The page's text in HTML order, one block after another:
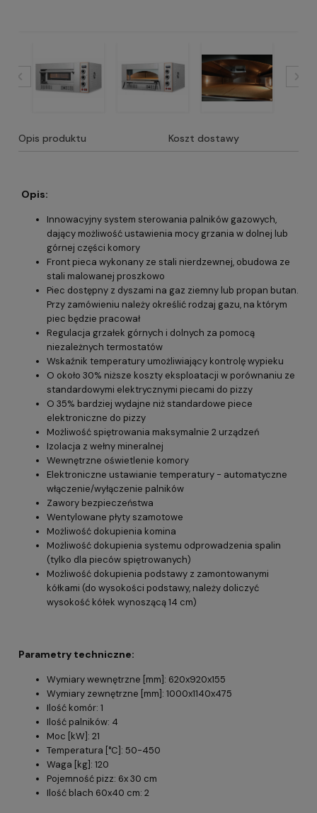
Opis produktu Koszt dostawy
Opis:
Innowacyjny system sterowania palników gazowych,
dający możliwość ustawienia mocy grzania w dolnej lub
górnej części komory
Front pieca wykonany ze stali nierdzewnej, obudowa ze
stali malowanej proszkowo
Piec dostępny z dyszami na gaz ziemny lub propan butan.
Przy zamówieniu należy określić rodzaj gazu, na którym
piec będzie pracował
Regulacja grzałek górnych i dolnych za pomocą
niezależnych termostatów
Wskaźnik temperatury umożliwiający kontrolę wypieku
O około 30% niższe koszty eksploatacji w porównaniu ze
standardowymi elektrycznymi piecami do pizzy
O 35% bardziej wydajne niż standardowe piece
elektroniczne do pizzy
Możliwość spiętrowania maksymalnie 2 urządzeń
Izolacja z wełny mineralnej
Wewnętrzne oświetlenie komory
Elektroniczne ustawianie temperatury - automatyczne
włączenie/wyłączenie palników
Zawory bezpieczeństwa
Wentylowane płyty szamotowe
Możliwość dokupienia komina
Możliwość dokupienia systemu odprowadzenia spalin
(tylko dla pieców spiętrowanych)
Możliwość dokupienia podstawy z zamontowanymi
kółkami (do wysokości podstawy, należy doliczyć
wysokość kółek wynoszącą 14 cm)
Parametry techniczne:
Wymiary wewnętrzne [mm]: 620x920x155
Wymiary zewnętrzne [mm]: 1000x1140x475
Ilość komór: 1
Ilość palników: 4
Moc [kW]: 21
Temperatura [°C]: 50-450
Waga [kg]: 120
Pojemność pizz: 6x 30 cm
Ilość blach 60x40 cm: 2